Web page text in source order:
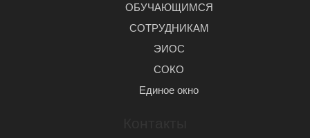
ОБУЧАЮЩИМСЯ
СОТРУДНИКАМ
ЭИОС
СОКО
Единое окно